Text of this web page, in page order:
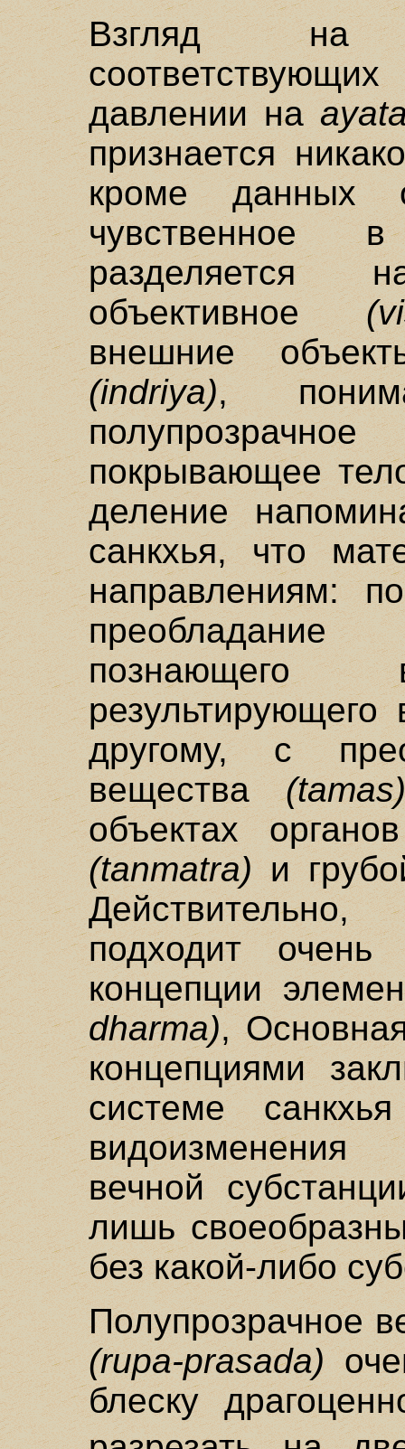
Взгляд на
давлении на
признается
кроме данных
чувственное
разделяется
объективное
внешние
(indriya),
покрывающее
деление
санкхья, что
направлениям:
другому, с
вещества
объектах
(tanmatra) и
подходит очень
концепции
dharma),
концепциями
системе
видоизменения
вечной
лишь
без какой-либо
Полупрозрачное
(rupa-prasada)
блеску